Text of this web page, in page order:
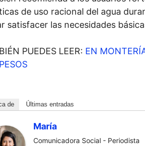
de uso racional del agua
satisfacer las necesidades
PUEDES LEER: EN
de Últimas entradas
María
Comunicadora Social - Periodista